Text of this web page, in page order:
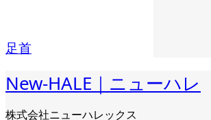
足首
New-HALE｜ニューハレ
株式会社ニューハレックス